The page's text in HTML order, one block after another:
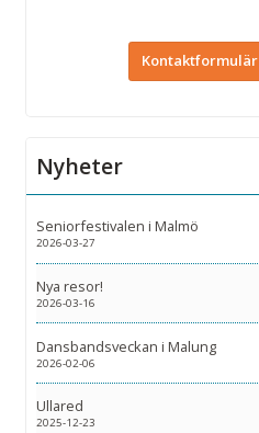
Kontaktformulär
Nyheter
Seniorfestivalen i Malmö
2026-03-27
Nya resor!
2026-03-16
Dansbandsveckan i Malung
2026-02-06
Ullared
2025-12-23